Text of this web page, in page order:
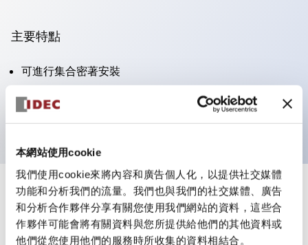
本網站使用cookie
我們使用cookie來將內容和廣告個人化，以提供社交媒體
功能和分析我們的流量。我們也與我們的社交媒體、廣告
和分析合作夥伴分享有關您使用我們網站的資料，這些合
作夥伴可能會將有關資料與您所提供給他們的其他資料或
他們從您使用他們的服務時所收集的資料相結合。
主要特點
可進行集合密著安裝
附鎖選擇開關採用高安全性的彈子鎖結構
防護結構為IP65（IEC60529）
規格 顯示全部
審美規範